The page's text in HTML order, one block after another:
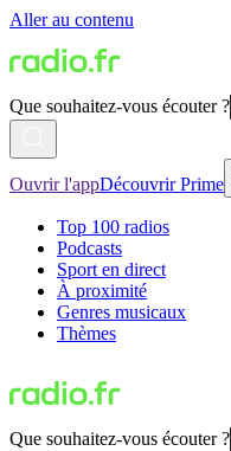
Aller au contenu
Que souhaitez-vous écouter ?
Ouvrir l'appDécouvrir Prime
Top 100 radios
Podcasts
Sport en direct
À proximité
Genres musicaux
Thèmes
Que souhaitez-vous écouter ?